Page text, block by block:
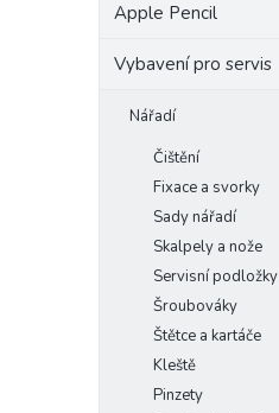
Apple Pencil
Vybavení pro servis
Nářadí
Čištění
Fixace a svorky
Sady nářadí
Skalpely a nože
Servisní podložky
Šroubováky
Štětce a kartáče
Kleště
Pinzety